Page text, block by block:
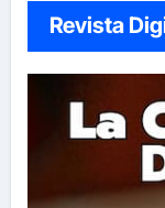
Revista